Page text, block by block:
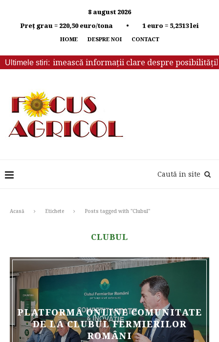
8 august 2026
Preț grau = 220,50 euro/tona • 1 euro = 5,2513 lei
HOME DESPRE NOI CONTACT
Ultimele stiri:
să primească informații clare despre posibilitățile
Caută in site
Acasă Etichete Posts tagged with "Clubul"
CLUBUL
PLATFORMA ONLINE COMUNITATE
DE LA CLUBUL FERMIERILOR
ROMÂNI